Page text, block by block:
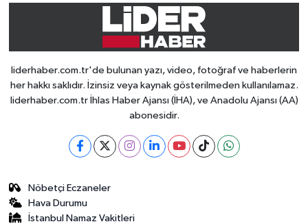
liderhaber.com.tr'de bulunan yazı, video, fotoğraf ve haberlerin
her hakkı saklıdır. İzinsiz veya kaynak gösterilmeden kullanılamaz.
liderhaber.com.tr İhlas Haber Ajansı (İHA), ve Anadolu Ajansı (AA)
abonesidir.
Nöbetçi Eczaneler
Hava Durumu
İstanbul Namaz Vakitleri